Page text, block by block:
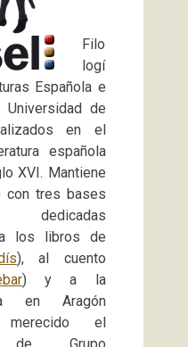
Filo
logí
Española e
de
en el
española
XVI. Mantiene
con tres bases
dedicadas
a los libros de
), al cuento
) y a la
en Aragón
el